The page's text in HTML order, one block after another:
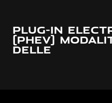
PLUG-IN
(PHEV)
DELLE